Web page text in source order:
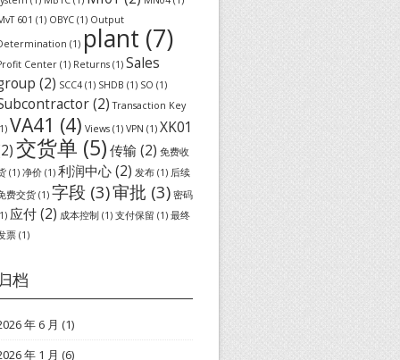
601 (1) OBYC (1) Output
(1) plant (7)
Center (1) Returns (1) Sales
(2) SCC4 (1) SHDB (1) SO (1)
(2) Transaction Key
VA41 (4) Views (1) VPN (1) XK01
交货单 (5)传输(2) 免费收
(1) 净价 (1) 利润中心(2) 发布 (1) 后续
费交货 (1) 字段 (3)审批 (3) 密码
应付(2) 成本控制 (1) 支付保留 (1) 最终
票 (1)
档
年 6 月 (1)
年 1 月 (6)